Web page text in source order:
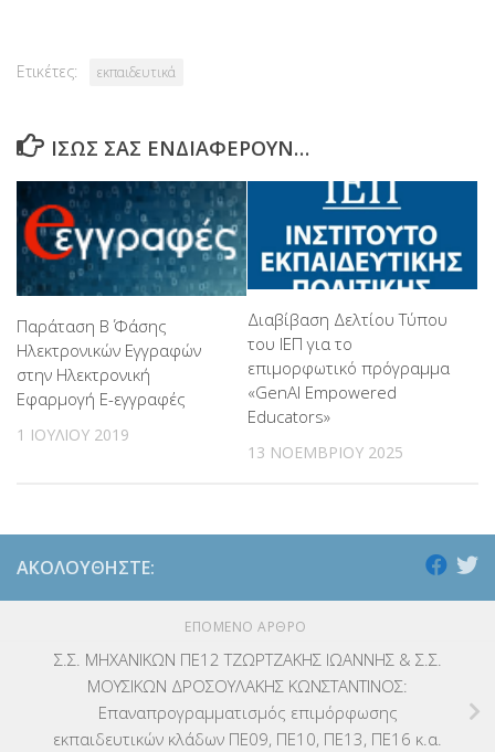
Ετικέτες: εκπαιδευτικά
ΊΣΩΣ ΣΑΣ ΕΝΔΙΑΦΈΡΟΥΝ…
Παράταση Β΄ Φάσης
Ηλεκτρονικών Εγγραφών
στην Ηλεκτρονική
Εφαρμογή Ε-εγγραφές
1 ΙΟΥΛΊΟΥ 2019
Διαβίβαση Δελτίου Τύπου
του ΙΕΠ για το
επιμορφωτικό πρόγραμμα
«GenAI Empοwered
Educators»
13 ΝΟΕΜΒΡΊΟΥ 2025
ΑΚΟΛΟΥΘΉΣΤΕ:
ΕΠΌΜΕΝΟ ΆΡΘΡΟ
Σ.Σ. ΜΗΧΑΝΙΚΩΝ ΠΕ12 ΤΖΩΡΤΖΑΚΗΣ ΙΩΑΝΝΗΣ & Σ.Σ.
ΜΟΥΣΙΚΩΝ ΔΡΟΣΟΥΛΑΚΗΣ ΚΩΝΣΤΑΝΤΙΝΟΣ:
Επαναπρογραμματισμός επιμόρφωσης
εκπαιδευτικών κλάδων ΠΕ09, ΠΕ10, ΠΕ13, ΠΕ16 κ.α.